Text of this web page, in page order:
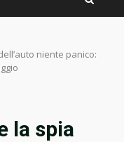
niente panico:
la spia